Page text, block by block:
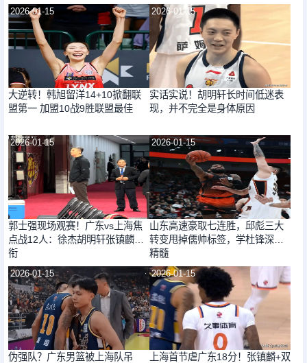
2026-01-15
大逆转！韩旭留洋14+10掀翻联
盟第一 加盟10战9胜联盟最佳
2026-01-15
实话实说！胡明轩长时间低迷表
现，并不完全是身体原因
2026-01-15
郭士强现场观赛！广东vs上海焦
点战12人：徐杰胡明轩张镇麟领
衔
2026-01-15
山东高速豪取七连胜，邱彪三大
转变甩掉儒帅标签，学杜锋深得
精髓
2026-01-15
伪强队？广东男篮被上海队吊
2026-01-15
上海首节虐广东18分！张镇麟+双